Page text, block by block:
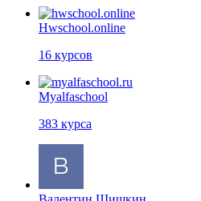
Hwschool.online
16 курсов
Myalfaschool
383 курса